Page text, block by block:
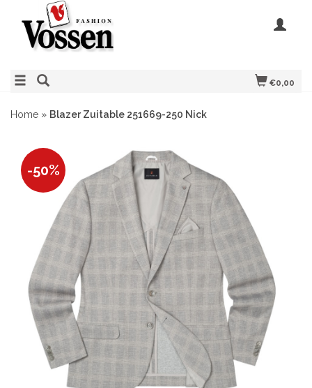
€0,00
Home » Blazer Zuitable 251669-250 Nick
-50%